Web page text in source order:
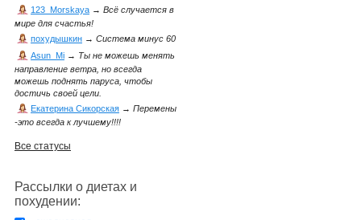
123_Morskaya → Всё случается в
мире для счастья!
похудышкин → Система минус 60
Asun_Mi → Ты не можешь менять
направление ветра, но всегда
можешь поднять паруса, чтобы
достичь своей цели.
Екатерина Сикорская → Перемены
-это всегда к лучшему!!!!
Все статусы
Рассылки о диетах и
похудении: